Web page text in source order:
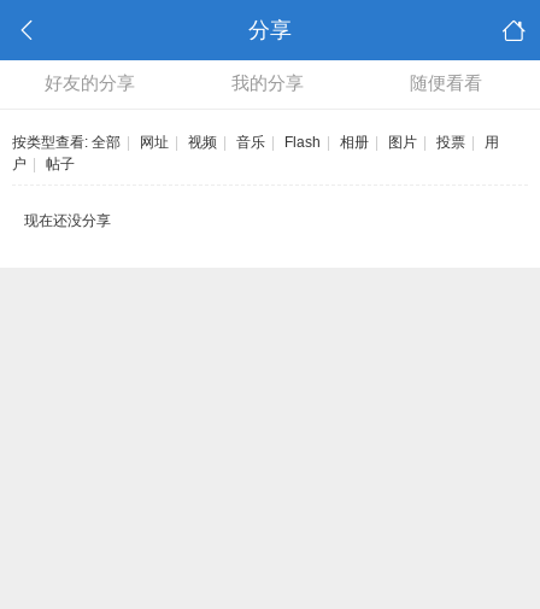
分享
好友的分享 我的分享 随便看看
按类型查看: 全部 网址 视频 音乐 Flash 相册 图片 投票
用
户
帖子
现在还没分享